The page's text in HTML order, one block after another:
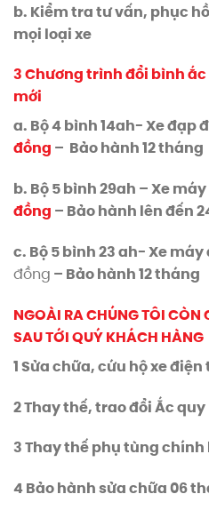
b. Kiểm tra tư vấn, phục
mọi loại xe
3 Chương trình đổi bình
mới
a. Bộ 4 bình 14ah- Xe đạp
đồng – Bảo hành 12 tháng
b. Bộ 5 bình 29ah – Xe
đồng – Bảo hành lên đến
c. Bộ 5 bình 23 ah- Xe
đồng – Bảo hành 12 tháng
NGOÀI RA CHÚNG TÔI CÒN
SAU TỚI QUÝ KHÁCH HÀNG
1 Sửa chữa, cứu hộ xe
2 Thay thế, trao đổi Ắc quy
3 Thay thế phụ tùng chính
4 Bảo hành sửa chữa 06